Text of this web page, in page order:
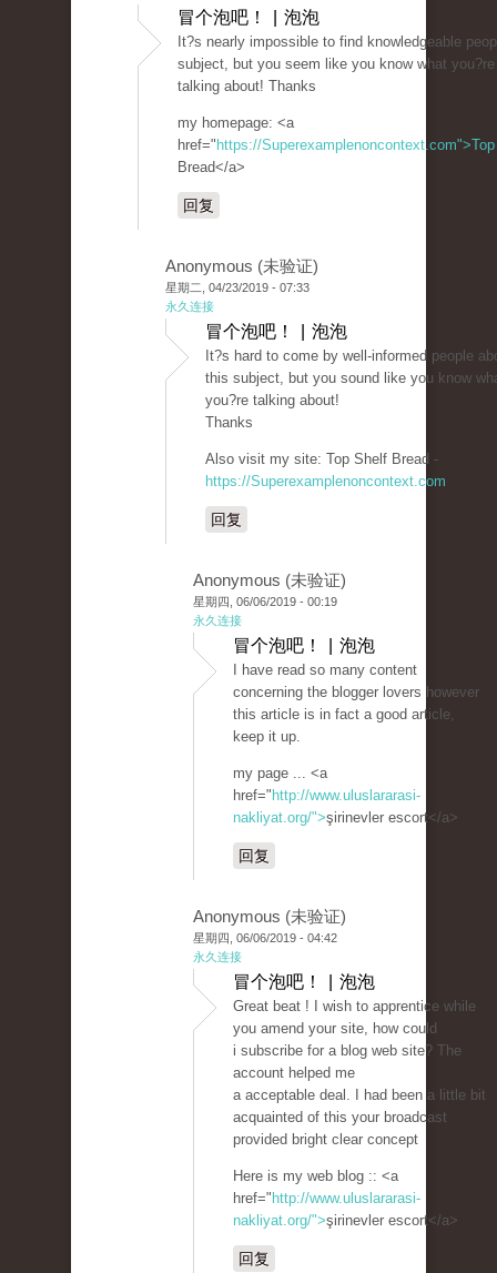
冒个泡吧！ | 泡泡
It?s nearly impossible to find knowledgeable
subject, but you seem like you know what you?re
talking about! Thanks
my homepage: <a
href=" https://Superexamplenoncontext.com">Top
Bread</a>
回复
Anonymous (未验证)
星期二, 04/23/2019 - 07:33
永久连接
冒个泡吧！ | 泡泡
It?s hard to come by well-informed people
this subject, but you sound like you know
you?re talking about!
Thanks
Also visit my site: Top Shelf Bread -
https://Superexamplenoncontext.com
回复
Anonymous (未验证)
星期四, 06/06/2019 - 00:19
永久连接
冒个泡吧！ | 泡泡
I have read so many content
concerning the blogger lovers however
this article is in fact a good article,
keep it up.
my page ... <a
href=" http://www.uluslararasi-
nakliyat.org/">şirinevler escort</a>
回复
Anonymous (未验证)
星期四, 06/06/2019 - 04:42
永久连接
冒个泡吧！ | 泡泡
Great beat ! I wish to apprentice while
you amend your site, how could
i subscribe for a blog web site? The
account helped me
a acceptable deal. I had been a little bit
acquainted of this your broadcast
provided bright clear concept
Here is my web blog :: <a
href=" http://www.uluslararasi-
nakliyat.org/">şirinevler escort</a>
回复